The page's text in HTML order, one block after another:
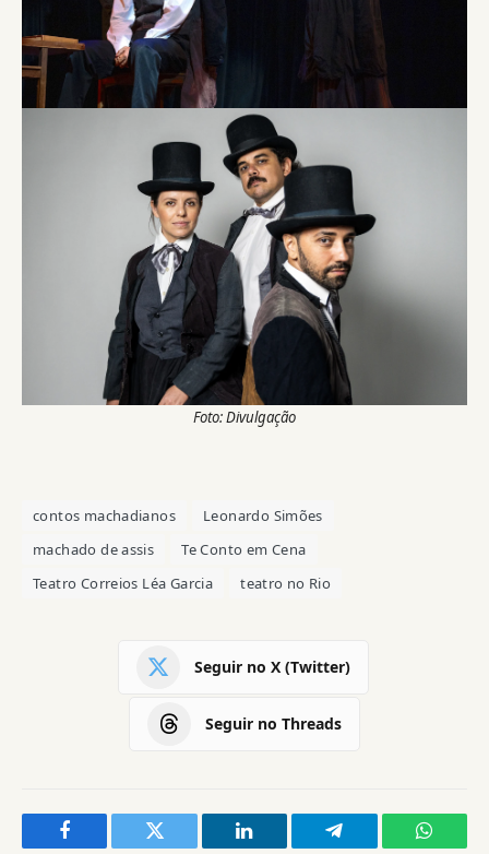
Foto: Divulgação
contos machadianos
Leonardo Simões
machado de assis
Te Conto em Cena
Teatro Correios Léa Garcia
teatro no Rio
Seguir no X (Twitter)
Seguir no Threads
Facebook Twitter LinkedIn Telegram